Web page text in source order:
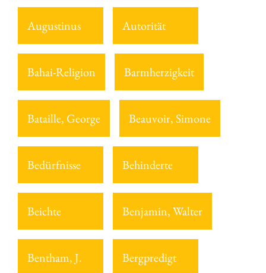
Augustinus Autorität
Bahai-Religion Barmherzigkeit
Bataille, George Beauvoir, Simone
Bedürfnisse Behinderte
Beichte Benjamin, Walter
Bentham, J. Bergpredigt